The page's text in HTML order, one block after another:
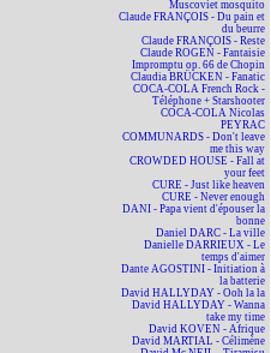
Muscoviet mosquito
Claude FRANÇOIS - Du pain et
du beurre
Claude FRANÇOIS - Reste
Claude ROGEN - Fantaisie
Impromptu op. 66 de Chopin
Claudia BRÜCKEN - Fanatic
COCA-COLA French Rock -
Téléphone + Starshooter
COCA-COLA Nicolas
PEYRAC
COMMUNARDS - Don't leave
me this way
CROWDED HOUSE - Fall at
your feet
CURE - Just like heaven
CURE - Never enough
DANI - Papa vient d'épouser la
bonne
Daniel DARC - La ville
Danielle DARRIEUX - Le
temps d'aimer
Dante AGOSTINI - Initiation à
la batterie
David HALLYDAY - Ooh la la
David HALLYDAY - Wanna
take my time
David KOVEN - Afrique
David MARTIAL - Célimène